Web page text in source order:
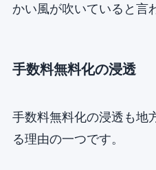
かい風が吹いていると言
手数料無料化の浸透
手数料無料化の浸透も地
る理由の一つです。